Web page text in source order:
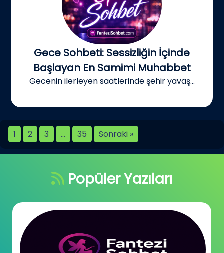
Gece Sohbeti: Sessizliğin İçinde
Başlayan En Samimi Muhabbet
Gecenin ilerleyen saatlerinde şehir yavaş...
1 2 3 … 35 Sonraki »
Popüler Yazıları